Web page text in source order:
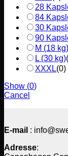
28
84
30
90
M (18 kg)
L (30 kg)(
XXXL(0)
Show (0)
Cancel
E-mail :
Adresse: